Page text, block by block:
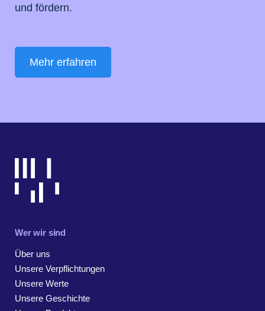
und fördern.
Mehr erfahren
Wer wir sind
Über uns
Unsere Verpflichtungen
Unsere Werte
Unsere Geschichte